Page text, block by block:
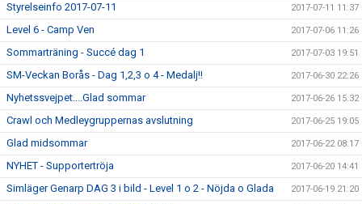
Styrelseinfo 2017-07-11 2017-07-11 11:37
Level 6 - Camp Ven 2017-07-06 11:26
Sommarträning - Succé dag 1 2017-07-03 19:51
SM-Veckan Borås - Dag 1,2,3 o 4 - Medalj!! 2017-06-30 22:26
Nyhetssvejpet....Glad sommar 2017-06-26 15:32
Crawl och Medleygruppernas avslutning 2017-06-25 19:05
Glad midsommar 2017-06-22 08:17
NYHET - Supportertröja 2017-06-20 14:41
Simläger Genarp DAG 3 i bild - Level 1 o 2 - Nöjda o Glada 2017-06-19 21:20